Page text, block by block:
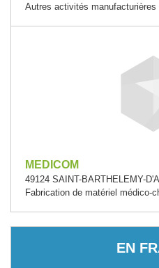
Autres activités manufacturières
MEDICOM
49124 SAINT-BARTHELEMY-
Fabrication de matériel médico-
EN